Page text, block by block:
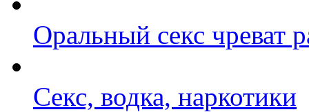
Оральный секс чреват
Секс, водка, наркотики